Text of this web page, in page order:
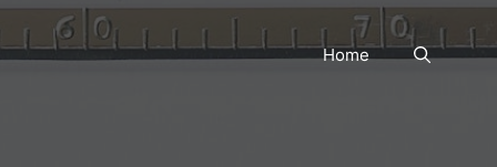
Home